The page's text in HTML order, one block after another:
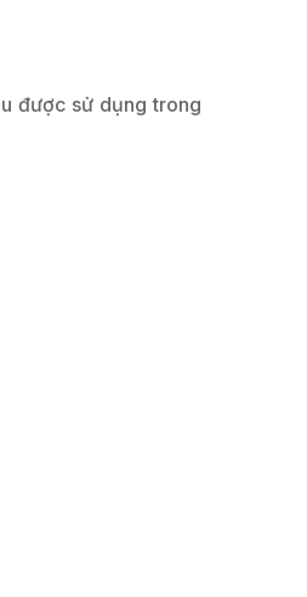
được sử dụng trong